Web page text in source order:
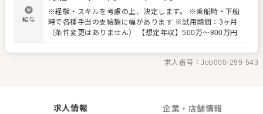
す。経験を活かし、船上の鮨カウンターを“現場から整え
る”役割も担ってください。
給与
※経験・スキルを考慮の上、決定します。 ※乗船時・下船
時で各種手当の支給額に幅があります ※試用期間：3ヶ月
（条件変更はありません） 【想定年収】500万～800万円
求人番号：Job000-299-543
求人情報 企業・店舗情報